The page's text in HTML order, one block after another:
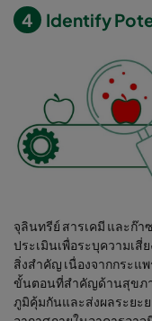
4 Identify
จุลินทรีย์ สารเคมี และก๊
ประเมินเพื่อระบุความเ
สิ่งสำคัญ เนื่องจากกระแพ
ขั้นตอนที่สำคัญด้านสุขภา
ภูมิคุ้มกันและส่งผลระยะ